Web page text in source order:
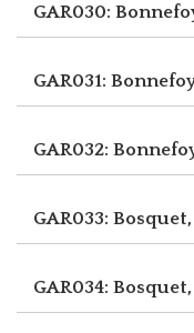
GAR030:
GAR031:
GAR032:
GAR033:
GAR034: